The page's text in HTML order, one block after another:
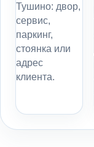
Тушино: двор,
сервис,
паркинг,
стоянка или
адрес
клиента.